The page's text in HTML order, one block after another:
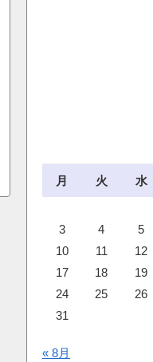
月 火 水
3
4 5
10
11 12
17
18 19
24
25 26
31
« 8月